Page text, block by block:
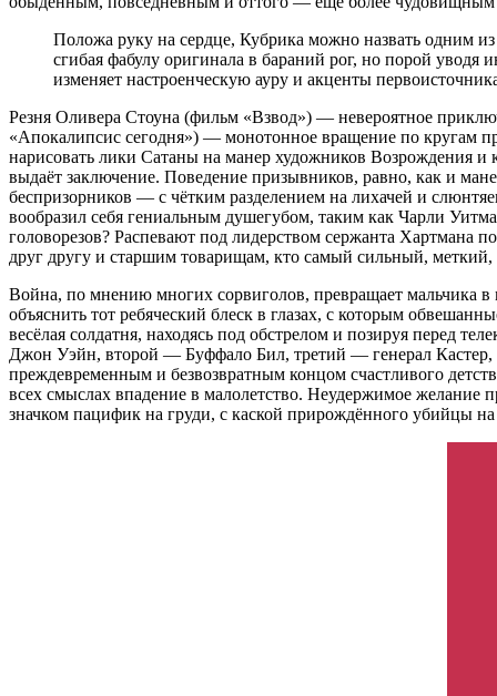
Положа руку на сердце, Кубрика можно назвать одним
сгибая фабулу оригинала в бараний рог, но порой уводя
изменяет настроенческую ауру и акценты
Резня Оливера Стоуна (фильм «Взвод») — невероятное
«Апокалипсис сегодня») — монотонное вращение по кругам
нарисовать лики Сатаны на манер художников Возрождения и
выдаёт заключение. Поведение призывников, равно, как и
беспризорников — с чётким разделением на лихачей и
вообразил себя гениальным душегубом, таким как Чарли
головорезов? Распевают под лидерством сержанта Хартмана
друг другу и старшим товарищам, кто самый сильный,
Война, по мнению многих сорвиголов, превращает мальчика в
объяснить тот ребяческий блеск в глазах, с которым
весёлая солдатня, находясь под обстрелом и позируя перед
Джон Уэйн, второй — Буффало Бил, третий — генерал Кастер,
преждевременным и безвозвратным концом счастливого
всех смыслах впадение в малолетство. Неудержимое желание
значком пацифик на груди, с каской прирождённого убийцы